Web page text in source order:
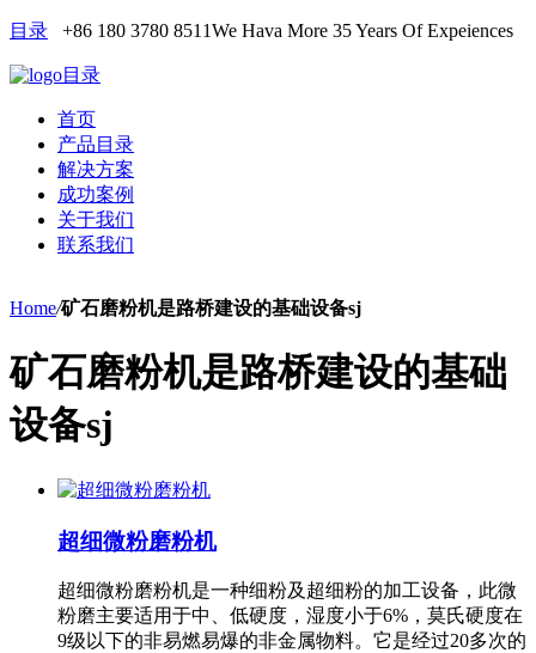
目录 +86 180 3780 8511We Hava More 35 Years Of Expeiences
目录
首页
产品目录
解决方案
成功案例
关于我们
联系我们
Home/矿石磨粉机是路桥建设的基础设备sj
矿石磨粉机是路桥建设的基础
设备sj
超细微粉磨粉机
超细微粉磨粉机是一种细粉及超细粉的加工设备，此微
粉磨主要适用于中、低硬度，湿度小于6%，莫氏硬度在
9级以下的非易燃易爆的非金属物料。它是经过20多次的